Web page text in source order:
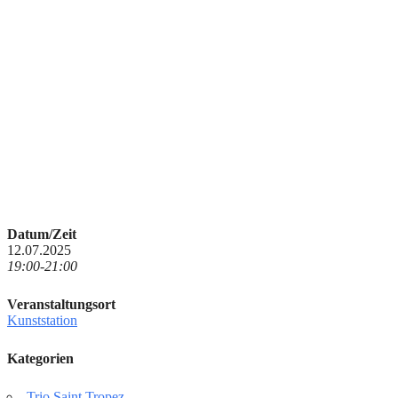
Datum/Zeit
12.07.2025
19:00-21:00
Veranstaltungsort
Kunststation
Kategorien